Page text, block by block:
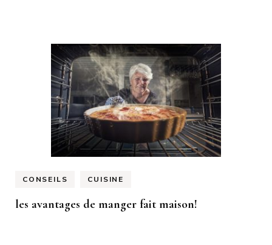
CONSEILS CUISINE
les avantages de manger fait maison!